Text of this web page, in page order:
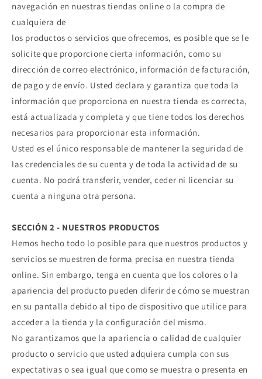
navegación en nuestras tiendas online o la compra de
cualquiera de
los productos o servicios que ofrecemos, es posible que se le
solicite que proporcione cierta información, como su
dirección de correo electrónico, información de facturación,
de pago y de envío. Usted declara y garantiza que toda la
información que proporciona en nuestra tienda es correcta,
está actualizada y completa y que tiene todos los derechos
necesarios para proporcionar esta información.
Usted es el único responsable de mantener la seguridad de
las credenciales de su cuenta y de toda la actividad de su
cuenta. No podrá transferir, vender, ceder ni licenciar su
cuenta a ninguna otra persona.
SECCIÓN 2 - NUESTROS PRODUCTOS
Hemos hecho todo lo posible para que nuestros productos y
servicios se muestren de forma precisa en nuestra tienda
online. Sin embargo, tenga en cuenta que los colores o la
apariencia del producto pueden diferir de cómo se muestran
en su pantalla debido al tipo de dispositivo que utilice para
acceder a la tienda y la configuración del mismo.
No garantizamos que la apariencia o calidad de cualquier
producto o servicio que usted adquiera cumpla con sus
expectativas o sea igual que como se muestra o presenta en